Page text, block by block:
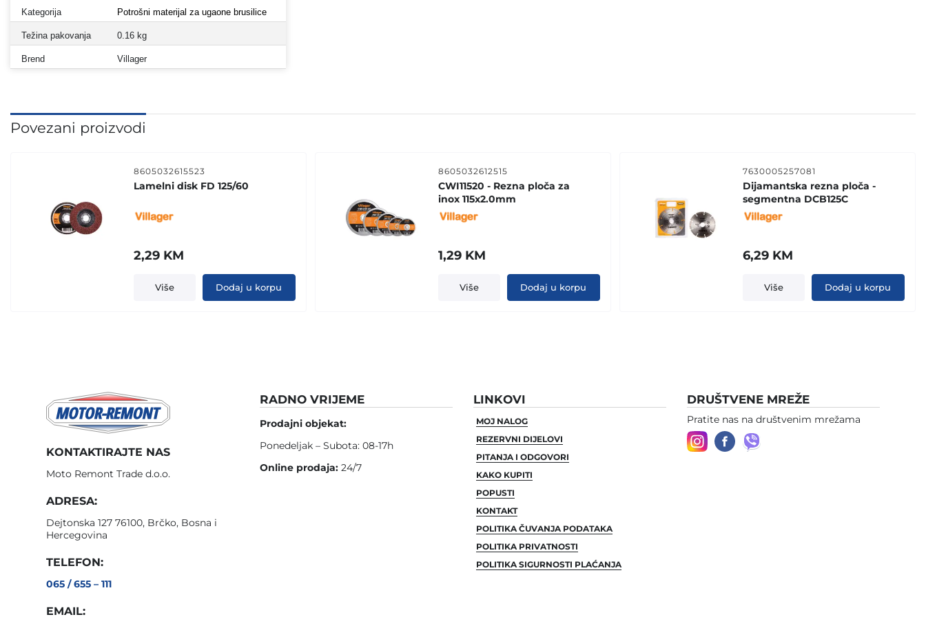
Kategorija Potrošni materijal za ugaone brusilice
Težina pakovanja 0.16 kg
Brend Villager
Povezani proizvodi
8605032615523
Lamelni disk FD 125/60
2,29 KM
Više Dodaj u korpu
8605032612515
CWI11520 - Rezna ploča za
inox 115x2.0mm
1,29 KM
Više Dodaj u korpu
7630005257081
Dijamantska rezna ploča -
segmentna DCB125C
6,29 KM
Više Dodaj u korpu
KONTAKTIRAJTE NAS
Moto Remont Trade d.o.o.
ADRESA:
Dejtonska 127 76100, Brčko, Bosna i
Hercegovina
TELEFON:
065 / 655 – 111
EMAIL:
RADNO VRIJEME
Prodajni objekat:
Ponedeljak – Subota: 08-17h
Online prodaja: 24/7
LINKOVI
MOJ NALOG
REZERVNI DIJELOVI
PITANJA I ODGOVORI
KAKO KUPITI
POPUSTI
KONTAKT
POLITIKA ČUVANJA PODATAKA
POLITIKA PRIVATNOSTI
POLITIKA SIGURNOSTI PLAĆANJA
DRUŠTVENE MREŽE
Pratite nas na društvenim mrežama